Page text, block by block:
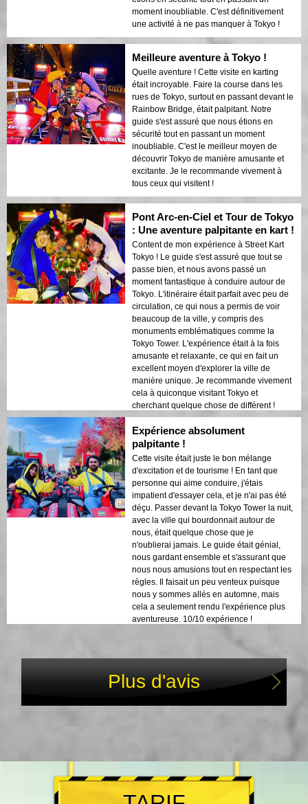
moment inoubliable. C'est définitivement
une activité à ne pas manquer à Tokyo !
Meilleure aventure à Tokyo !
Quelle aventure ! Cette visite en karting
était incroyable. Faire la course dans les
rues de Tokyo, surtout en passant devant le
Rainbow Bridge, était palpitant. Notre
guide s'est assuré que nous étions en
sécurité tout en passant un moment
inoubliable. C'est le meilleur moyen de
découvrir Tokyo de manière amusante et
excitante. Je le recommande vivement à
tous ceux qui visitent !
Pont Arc-en-Ciel et Tour de Tokyo
: Une aventure palpitante en kart !
Content de mon expérience à Street Kart
Tokyo ! Le guide s'est assuré que tout se
passe bien, et nous avons passé un
moment fantastique à conduire autour de
Tokyo. L'itinéraire était parfait avec peu de
circulation, ce qui nous a permis de voir
beaucoup de la ville, y compris des
monuments emblématiques comme la
Tokyo Tower. L'expérience était à la fois
amusante et relaxante, ce qui en fait un
excellent moyen d'explorer la ville de
manière unique. Je recommande vivement
cela à quiconque visitant Tokyo et
cherchant quelque chose de différent !
Expérience absolument
palpitante !
Cette visite était juste le bon mélange
d'excitation et de tourisme ! En tant que
personne qui aime conduire, j'étais
impatient d'essayer cela, et je n'ai pas été
déçu. Passer devant la Tokyo Tower la nuit,
avec la ville qui bourdonnait autour de
nous, était quelque chose que je
n'oublierai jamais. Le guide était génial,
nous gardant ensemble et s'assurant que
nous nous amusions tout en respectant les
règles. Il faisait un peu venteux puisque
nous y sommes allés en automne, mais
cela a seulement rendu l'expérience plus
aventureuse. 10/10 expérience !
Plus d'avis